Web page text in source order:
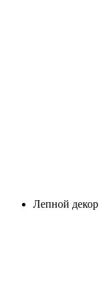
Лепной декор